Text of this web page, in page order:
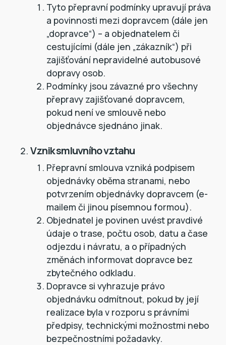
Tyto přepravní podmínky upravují práva
a povinnosti mezi dopravcem (dále jen
„dopravce“) – a objednatelem či
cestujícími (dále jen „zákazník“) při
zajišťování nepravidelné autobusové
dopravy osob.
Podmínky jsou závazné pro všechny
přepravy zajišťované dopravcem,
pokud není ve smlouvě nebo
objednávce sjednáno jinak.
Vznik smluvního vztahu
Přepravní smlouva vzniká podpisem
objednávky oběma stranami, nebo
potvrzením objednávky dopravcem (e-
mailem či jinou písemnou formou).
Objednatel je povinen uvést pravdivé
údaje o trase, počtu osob, datu a čase
odjezdu i návratu, a o případných
změnách informovat dopravce bez
zbytečného odkladu.
Dopravce si vyhrazuje právo
objednávku odmítnout, pokud by její
realizace byla v rozporu s právními
předpisy, technickými možnostmi nebo
bezpečnostními požadavky.